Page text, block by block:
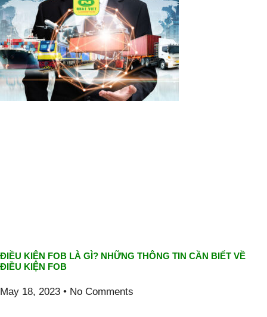
ĐIỀU KIỆN FOB LÀ GÌ? NHỮNG THÔNG TIN CẦN BIẾT VỀ
ĐIỀU KIỆN FOB
May 18, 2023 No Comments